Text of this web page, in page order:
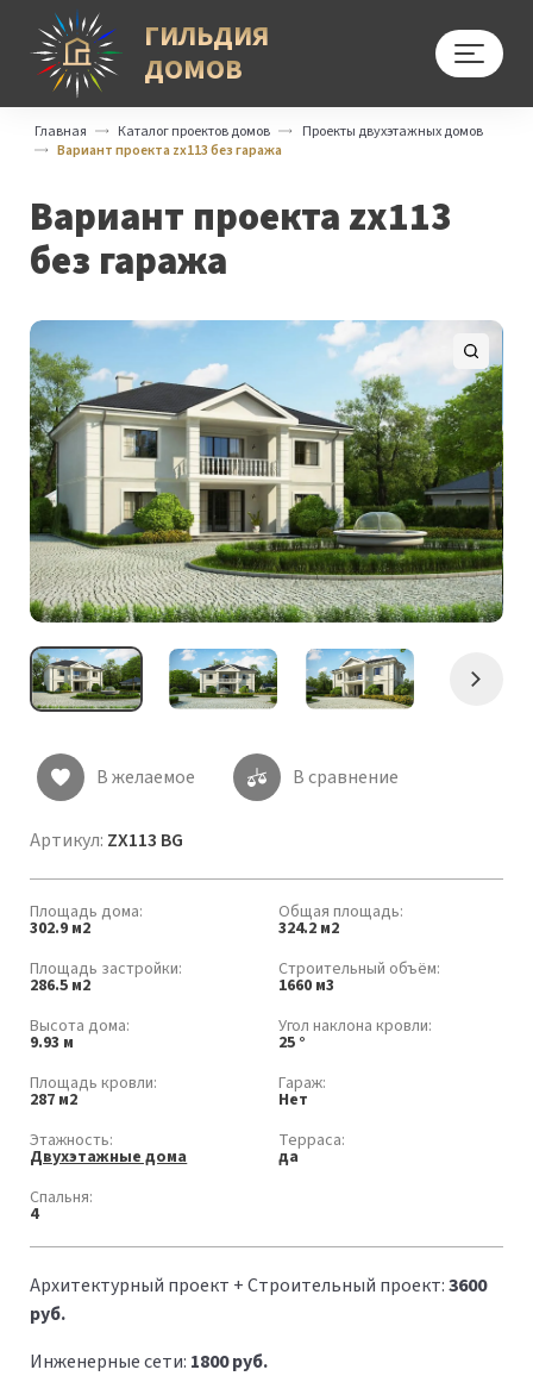
ГИЛЬДИЯ
ДОМОВ
Меню
Главная Каталог проектов домов
Проекты двухэтажных домов
Вариант проекта zx113 без гаража
Вариант проекта zx113
без гаража
В желаемое В сравнение
Артикул: ZX113 BG
Площадь дома:
302.9 м2
Общая площадь:
324.2 м2
Площадь застройки:
286.5 м2
Строительный объём:
1660 м3
Высота дома:
9.93 м
Угол наклона кровли:
25 °
Площадь кровли:
287 м2
Гараж:
Нет
Этажность:
Двухэтажные дома
Терраса:
да
Спальня:
4
Архитектурный проект + Строительный проект:3600
руб.
Инженерные сети: 1800 руб.